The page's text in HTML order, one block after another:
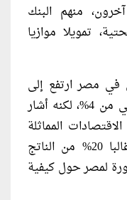
منهم البنك
تمويلا موازيا
في مصر ارتفع إلى
نحو 6% من الناتج المحلي الإجمالي من 4%، لكنه أشار
المماثلة
حيث يتجاوز الاستثمار الخاص غالبا 20% من الناتج
لمصر حول كيفية